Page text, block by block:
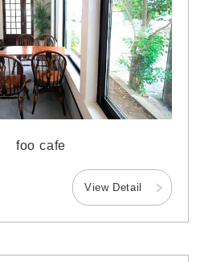
foo cafe
View Detail